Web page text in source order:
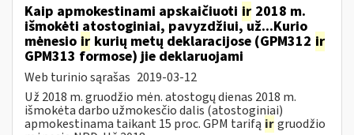
Kaip apmokestinami apskaičiuoti ir 2018 m.
išmokėti atostoginiai, pavyzdžiui, už...Kurio
mėnesio ir kurių metų deklaracijose (GPM312 ir
GPM313 formose) jie deklaruojami
Web turinio sąrašas 2019-03-12
Už 2018 m. gruodžio mėn. atostogų dienas 2018 m.
išmokėta darbo užmokesčio dalis (atostoginiai)
apmokestinama taikant 15 proc. GPM tarifą irgruodžio